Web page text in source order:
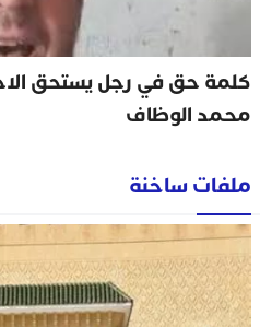
كلمة حق في رجل يستحق
محمد الوظاف
ملفات ساخنة